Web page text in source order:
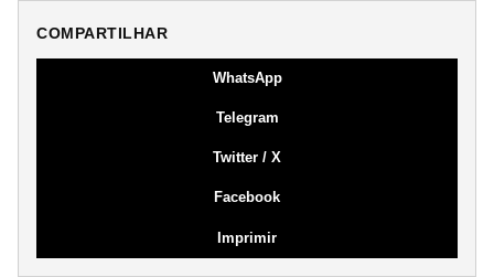
COMPARTILHAR
WhatsApp
Telegram
Twitter / X
Facebook
Imprimir